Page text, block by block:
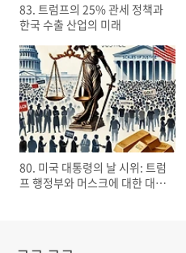
83. 트럼프의 25% 관세 정책과
한국 수출 산업의 미래
80. 미국 대통령의 날 시위: 트럼
프 행정부와 머스크에 대한 대규